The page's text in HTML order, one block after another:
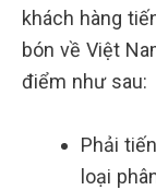
khách hàng
bón về Việt
điểm như sau:
Phải
loại